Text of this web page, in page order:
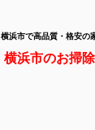
横浜市で高品質・格安の
横浜市のお掃